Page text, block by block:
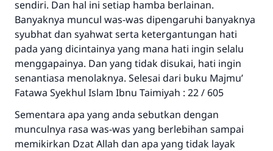
sendiri. Dan hal ini setiap hamba berlainan.
Banyaknya muncul was-was dipengaruhi banyaknya
syubhat dan syahwat serta ketergantungan hati
pada yang dicintainya yang mana hati ingin selalu
menggapainya. Dan yang tidak disukai, hati ingin
senantiasa menolaknya. Selesai dari buku Majmu’
Fatawa Syekhul Islam Ibnu Taimiyah : 22 / 605
Sementara apa yang anda sebutkan dengan
munculnya rasa was-was yang berlebihan sampai
memikirkan Dzat Allah dan apa yang tidak layak